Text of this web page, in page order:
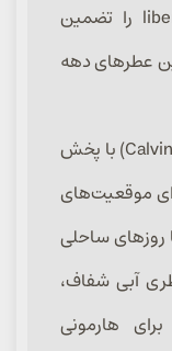
مناسب و حس velvety و liberating را تضمین
عطرهای دهه
کالوین کلین اسکیپ (Calvin Klein Escape) با پخش
موقعیت‌های
روزهای ساحلی
آبی شفاف،
هارمونی